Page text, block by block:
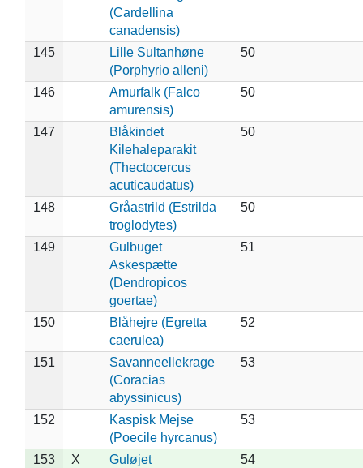
(Cardellina
canadensis)
145
Lille Sultanhøne
(Porphyrio alleni)
50
146
Amurfalk (Falco
amurensis)
50
147
Blåkindet
Kilehaleparakit
(Thectocercus
acuticaudatus)
50
148
Gråastrild (Estrilda
troglodytes)
50
149
Gulbuget
Askespætte
(Dendropicos
goertae)
51
150
Blåhejre (Egretta
caerulea)
52
151
Savanneellekrage
(Coracias
abyssinicus)
53
152
Kaspisk Mejse
(Poecile hyrcanus)
53
153 X Guløjet 54